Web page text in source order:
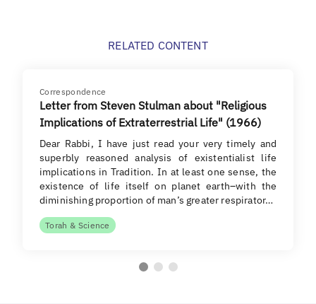
RELATED CONTENT
Correspondence
Letter from Steven Stulman about "Religious
Implications of Extraterrestrial Life" (1966)
Dear Rabbi, I have just read your very timely and
superbly reasoned analysis of existentialist life
implications in Tradition. In at least one sense, the
existence of life itself on planet earth–with the
diminishing proportion of man’s greater respirator…
Torah & Science